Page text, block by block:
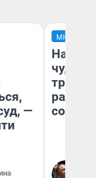
—
МНЕНИЕ
чудом